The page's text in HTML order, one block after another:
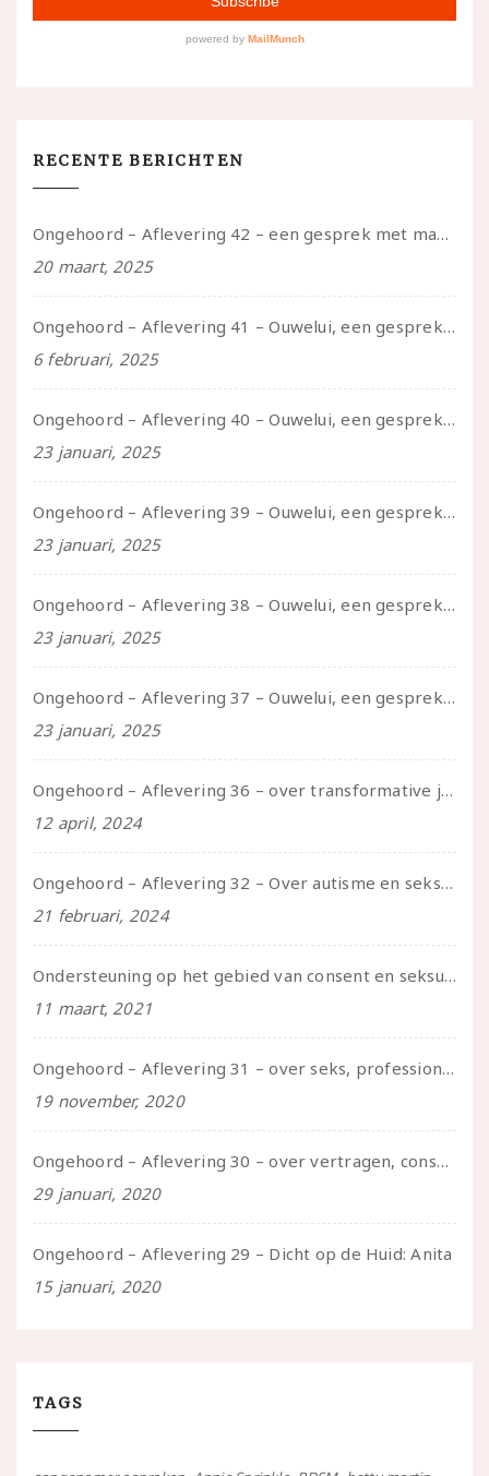
RECENTE BERICHTEN
Ongehoord – Aflevering 42 – een gesprek met marijn over seksueel opbloeien, het ouderschap uitvinden en verschillende leeftijden in je mee dragen
20 maart, 2025
Ongehoord – Aflevering 41 – Ouwelui, een gesprek met Marcelle over polyamorie op latere leeftijd, (mantel)zorg voor je partners en seksueel plezier.
6 februari, 2025
Ongehoord – Aflevering 40 – Ouwelui, een gesprek met Sadie Lune over vormende relaties en de geschiedenis van de queer pornobeweging
23 januari, 2025
Ongehoord – Aflevering 39 – Ouwelui, een gesprek met Pepijn en Ivo over hun regenbooggezin, eigenzinnig ouder worden en Cruise Control
23 januari, 2025
Ongehoord – Aflevering 38 – Ouwelui, een gesprek met vreer over behoefte aan geborgenheid en het behouden van je idealen
23 januari, 2025
Ongehoord – Aflevering 37 – Ouwelui, een gesprek met non over seksualiteit, transitie en ageism
23 januari, 2025
Ongehoord – Aflevering 36 – over transformative justice – in gesprek met Ella en carson
12 april, 2024
Ongehoord – Aflevering 32 – Over autisme en seksualiteit – in gesprek met Roos Reijbroek
21 februari, 2024
Ondersteuning op het gebied van consent en seksualiteit
11 maart, 2021
Ongehoord – Aflevering 31 – over seks, professioneel en persoonlijk, een gesprek met Marije
19 november, 2020
Ongehoord – Aflevering 30 – over vertragen, consent en negatieve gevoelens met Meg-John Barker
29 januari, 2020
Ongehoord – Aflevering 29 – Dicht op de Huid: Anita
15 januari, 2020
TAGS